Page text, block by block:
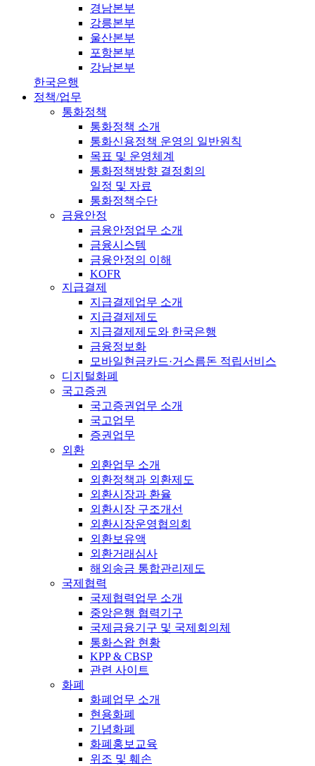
경남본부
강릉본부
울산본부
포항본부
강남본부
한국은행
정책/업무
통화정책
통화정책 소개
통화신용정책 운영의 일반원칙
목표 및 운영체계
통화정책방향 결정회의
일정 및 자료
통화정책수단
금융안정
금융안정업무 소개
금융시스템
금융안정의 이해
KOFR
지급결제
지급결제업무 소개
지급결제제도
지급결제제도와 한국은행
금융정보화
모바일현금카드·거스름돈 적립서비스
디지털화폐
국고증권
국고증권업무 소개
국고업무
증권업무
외환
외환업무 소개
외환정책과 외환제도
외환시장과 환율
외환시장 구조개선
외환시장운영협의회
외환보유액
외환거래심사
해외송금 통합관리제도
국제협력
국제협력업무 소개
중앙은행 협력기구
국제금융기구 및 국제회의체
통화스왑 현황
KPP & CBSP
관련 사이트
화폐
화폐업무 소개
현용화폐
기념화폐
화폐홍보교육
위조 및 훼손